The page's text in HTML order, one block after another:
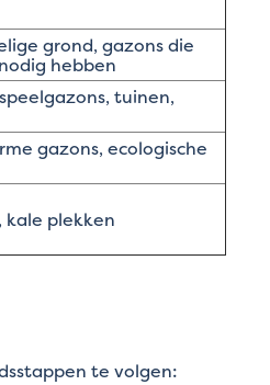
grond, gazons die
hebben
tuinen,
gazons, ecologische
kale plekken
te volgen: